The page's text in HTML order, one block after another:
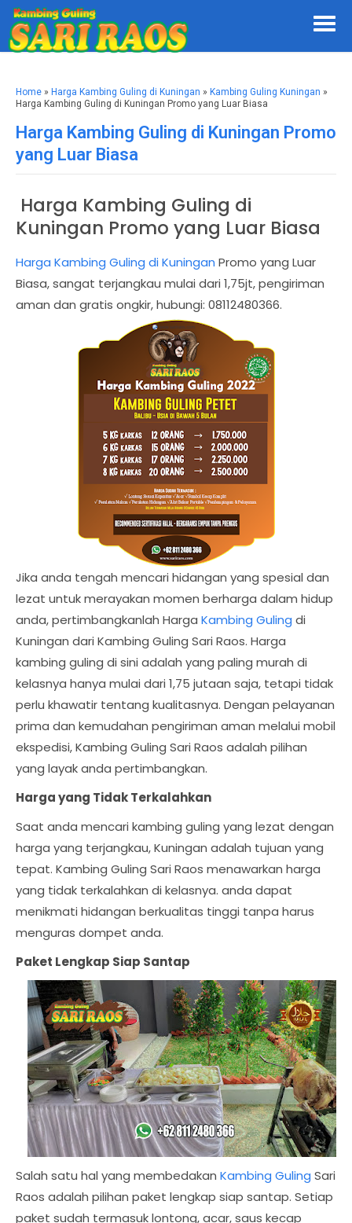
Home » Harga Kambing Guling di Kuningan » Kambing Guling Kuningan »
Harga Kambing Guling di Kuningan Promo yang Luar Biasa
Harga Kambing Guling di Kuningan Promo
yang Luar Biasa
Harga Kambing Guling di
Kuningan Promo yang Luar Biasa
Harga Kambing Guling di Kuningan Promo yang Luar
Biasa, sangat terjangkau mulai dari 1,75jt, pengiriman
aman dan gratis ongkir, hubungi: 08112480366.
Jika anda tengah mencari hidangan yang spesial dan
lezat untuk merayakan momen berharga dalam hidup
anda, pertimbangkanlah Harga Kambing Guling di
Kuningan dari Kambing Guling Sari Raos. Harga
kambing guling di sini adalah yang paling murah di
kelasnya hanya mulai dari 1,75 jutaan saja, tetapi tidak
perlu khawatir tentang kualitasnya. Dengan pelayanan
prima dan kemudahan pengiriman aman melalui mobil
ekspedisi, Kambing Guling Sari Raos adalah pilihan
yang layak anda pertimbangkan.
Harga yang Tidak Terkalahkan
Saat anda mencari kambing guling yang lezat dengan
harga yang terjangkau, Kuningan adalah tujuan yang
tepat. Kambing Guling Sari Raos menawarkan harga
yang tidak terkalahkan di kelasnya. anda dapat
menikmati hidangan berkualitas tinggi tanpa harus
menguras dompet anda.
Paket Lengkap Siap Santap
Salah satu hal yang membedakan Kambing Guling Sari
Raos adalah pilihan paket lengkap siap santap. Setiap
paket sudah termasuk lontong, acar, saus kecap